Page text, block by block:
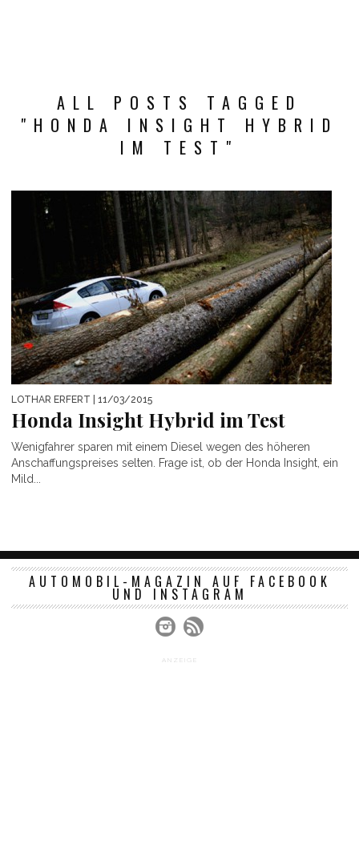
ALL POSTS TAGGED
"HONDA INSIGHT HYBRID
IM TEST"
LOTHAR ERFERT | 11/03/2015
Honda Insight Hybrid im Test
Wenigfahrer sparen mit einem Diesel wegen des höheren
Anschaffungspreises selten. Frage ist, ob der Honda Insight, ein
Mild...
AUTOMOBIL-MAGAZIN AUF FACEBOOK
UND INSTAGRAM
ANZEIGE